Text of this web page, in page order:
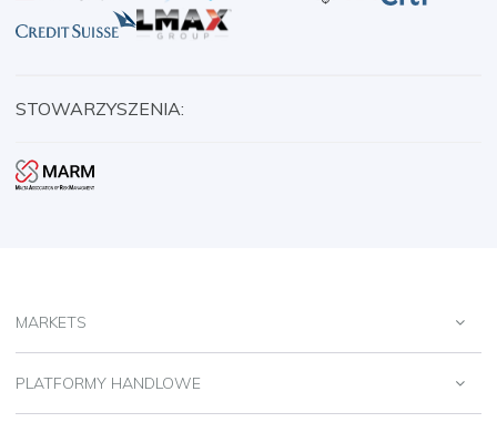
STOWARZYSZENIA:
MARKETS
PLATFORMY HANDLOWE